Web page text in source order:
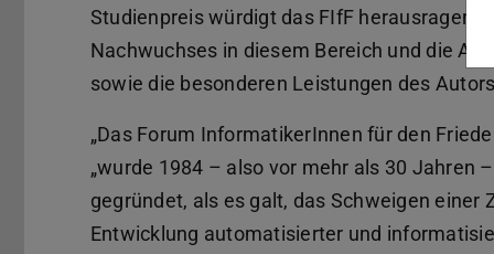
Studienpreis würdigt das FIfF
Nachwuchses in diesem Bereich und die
sowie die besonderen Leistungen des
„Das Forum InformatikerInnen für den
„wurde 1984 – also vor mehr als 30 Jahren
gegründet, als es galt, das Schweigen
Entwicklung automatisierter und